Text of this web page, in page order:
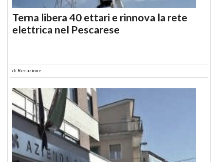
Terna libera 40 ettari e rinnova la rete
elettrica nel Pescarese
di Redazione